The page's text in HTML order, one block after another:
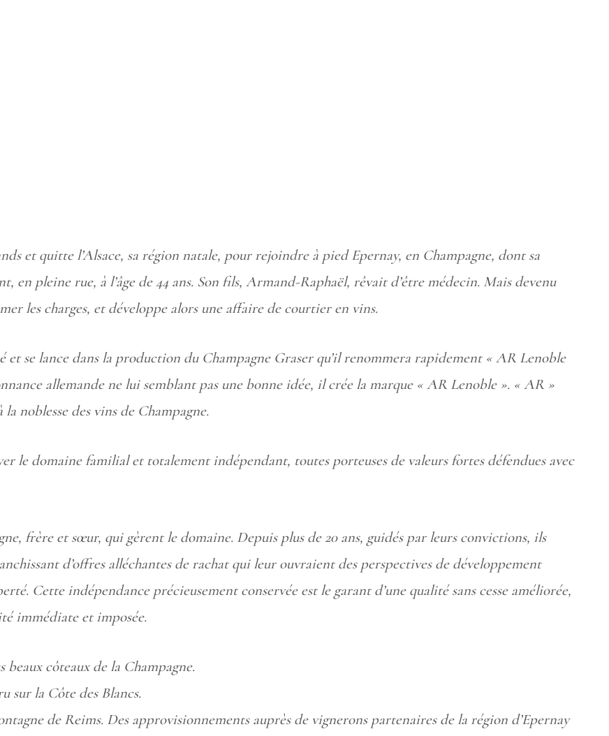
et quitte l’Alsace, sa région natale, pour rejoindre à pied Epernay, en Champagne, dont sa
pleine rue, à l’âge de 44 ans. Son fils, Armand-Raphaël, rêvait d’être médecin. Mais devenu
les charges, et développe alors une affaire de courtier en vins.
se lance dans la production du Champagne Graser qu’il renommera rapidement « AR Lenoble
allemande ne lui semblant pas une bonne idée, il crée la marque « AR Lenoble ». « AR »
noblesse des vins de Champagne.
le domaine familial et totalement indépendant, toutes porteuses de valeurs fortes défendues avec
frère et sœur, qui gèrent le domaine. Depuis plus de 20 ans, guidés par leurs convictions, ils
d’offres alléchantes de rachat qui leur ouvraient des perspectives de développement
Cette indépendance précieusement conservée est le garant d’une qualité sans cesse améliorée,
immédiate et imposée.
côteaux de la Champagne.
sur la Côte des Blancs.
de Reims. Des approvisionnements auprès de vignerons partenaires de la région d’Epernay